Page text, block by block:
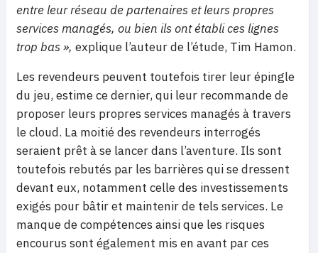
entre leur réseau de partenaires et leurs propres
services managés, ou bien ils ont établi ces lignes
trop bas », explique l’auteur de l’étude, Tim Hamon.
Les revendeurs peuvent toutefois tirer leur épingle
du jeu, estime ce dernier, qui leur recommande de
proposer leurs propres services managés à travers
le cloud. La moitié des revendeurs interrogés
seraient prêt à se lancer dans l’aventure. Ils sont
toutefois rebutés par les barrières qui se dressent
devant eux, notamment celle des investissements
exigés pour bâtir et maintenir de tels services. Le
manque de compétences ainsi que les risques
encourus sont également mis en avant par ces